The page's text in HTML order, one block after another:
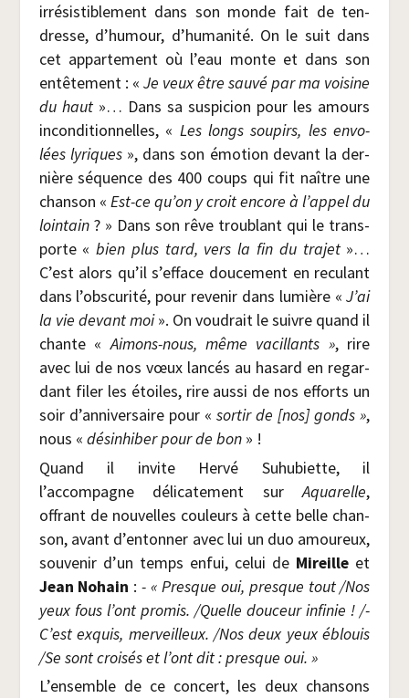
irré­sis­ti­ble­ment dans son monde fait de ten­
dresse, d’humour, d’humanité. On le suit dans
cet appar­te­ment où l’eau monte et dans son
entê­te­ment : « Je veux être sau­vé par ma voi­sine
du haut»… Dans sa sus­pi­cion pour les amours
incon­di­tion­nelles, « Les longs sou­pirs, les envo­
lées lyriques», dans son émo­tion devant la der­
nière séquence des 400 coups qui fit naître une
chan­son « Est-ce qu’on y croit encore à l’appel du
loin­tain? » Dans son rêve trou­blant qui le trans­
porte «bien plus tard, vers la fin du tra­jet»…
C’est alors qu’il s’efface dou­ce­ment en recu­lant
dans l’obscurité, pour reve­nir dans lumière «J’ai
la vie devant moi». On vou­drait le suivre quand il
chante «Aimons-nous, même vacillants », rire
avec lui de nos vœux lan­cés au hasard en regar­
dant filer les étoiles, rire aus­si de nos efforts un
soir d’anniversaire pour « sor­tir de [nos] gonds »,
nous « dés­in­hi­ber pour de bon» !
Quand il invite Her­vé Suhu­biette, il
l’accompagne déli­ca­te­ment surAqua­relle,
offrant de nou­velles cou­leurs à cette belle chan­
son, avant d’entonner avec lui un duo amou­reux,
sou­ve­nir d’un temps enfui, celui de Mireille et
Jean Nohain :- « Presque oui, presque tout /​Nos
yeux fous l’ont pro­mis. /​Quelle dou­ceur infi­nie ! /-
C’est exquis, mer­veilleux. /​Nos deux yeux éblouis
/​Se sont croi­sés et l’ont dit : presque oui. »
L’ensemble de ce concert, les deux chan­sons